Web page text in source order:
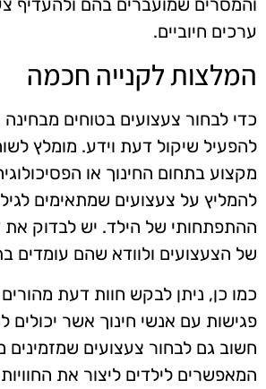
ערכים חיוביים.
המלצות לקנייה חכמה
כדי לבחור צעצועים בטוחים
להפעיל שיקול דעת וידע. מומלץ
מקצוע בתחום החינוך או
להמליץ על צעצועים שמתאימים
ההתפתחותי של הילד. יש לבדוק את
של הצעצועים ולוודא שהם עומדים
כמו כן, ניתן לבקש חוות דעת
פגישות עם אנשי חינוך אשר יכולים
חשוב גם לבחור צעצועים
המאפשרים לילדים ליצור את